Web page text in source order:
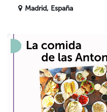
Madrid, España